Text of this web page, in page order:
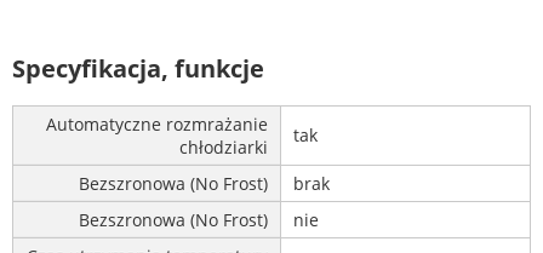
Specyfikacja, funkcje
Automatyczne rozmrażanie
chłodziarki
tak
Bezszronowa (No Frost)
brak
Bezszronowa (No Frost)
nie